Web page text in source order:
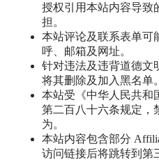
授权引用本站内容导致
担。
本站评论及联系表单可
呼、邮箱及网址。
针对违法及违背道德文
将其删除及加入黑名单。
本站受《中华人民共和
第二百八十六条规定，
为。
本站内容包含部分
访问链接后将跳转到第